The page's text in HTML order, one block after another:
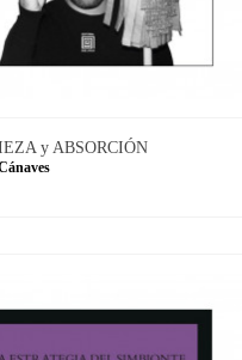
y ABSORCIÓN